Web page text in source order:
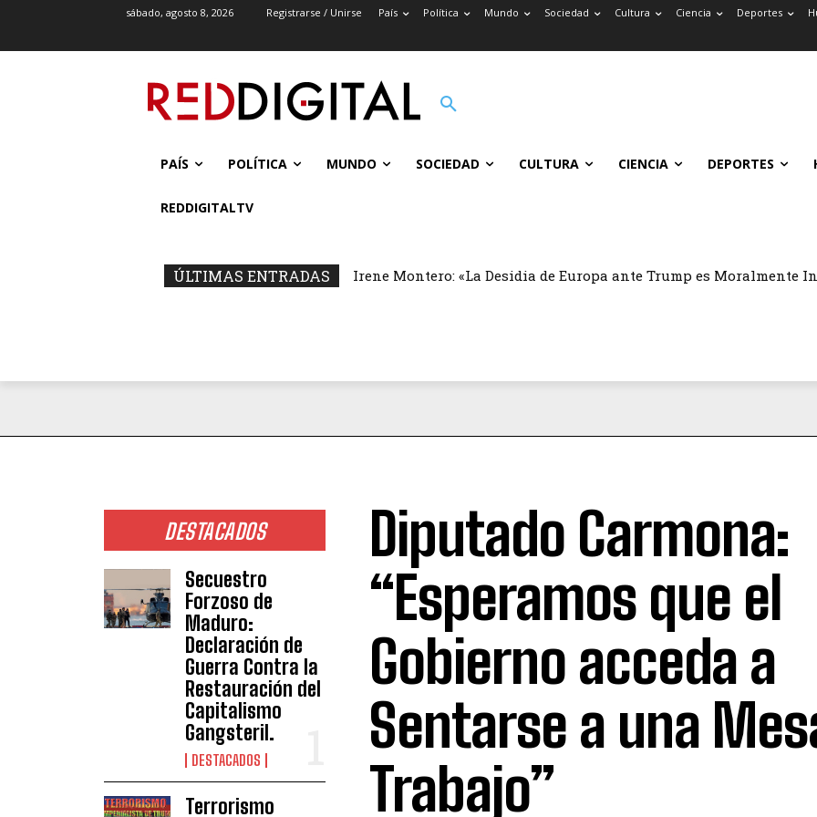
sábado, agosto 8, 2026 Registrarse / Unirse País Política Mundo Sociedad Cultura Ciencia Deportes
PAÍS POLÍTICA MUNDO SOCIEDAD CULTURA CIENCIA DEPORTES
REDDIGITALTV
ÚLTIMAS ENTRADAS Irene Montero: «La Desidia de Europa ante Trump es Moralmente
DESTACADOS
Secuestro
Forzoso de
Maduro:
Declaración de
Guerra Contra la
Restauración del
Capitalismo
Gangsteril.
DESTACADOS
Terrorismo
Diputado Carmona:
“Esperamos que el
Gobierno acceda a
Sentarse a una
Trabajo”